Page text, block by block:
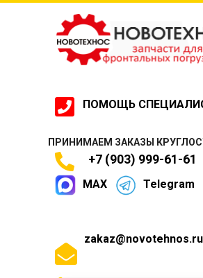
ПОМОЩЬ
ПРИНИМАЕМ ЗАКАЗЫ
+7 (903) 999-61-61
MAX Telegram
zakaz@novotehnos.ru